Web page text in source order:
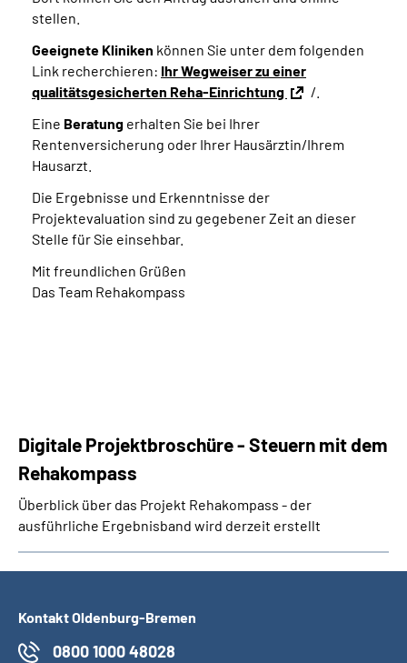
stellen.
Geeignete Kliniken können Sie unter dem folgenden
Link recherchieren: Ihr Wegweiser zu einer
qualitätsgesicherten Reha-Einrichtung
/.
Eine Beratung erhalten Sie bei Ihrer
Rentenversicherung oder Ihrer Hausärztin/Ihrem
Hausarzt.
Die Ergebnisse und Erkenntnisse der
Projektevaluation sind zu gegebener Zeit an dieser
Stelle für Sie einsehbar.
Mit freundlichen Grüßen
Das Team Rehakompass
Digitale Projektbroschüre - Steuern mit dem
Rehakompass
Überblick über das Projekt Rehakompass - der
ausführliche Ergebnisband wird derzeit erstellt
Kontakt Oldenburg-Bremen
0800 1000 48028